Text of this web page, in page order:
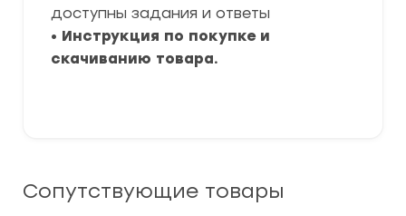
доступны задания и ответы
• Инструкция по покупке и
скачиванию товара.
Сопутствующие товары